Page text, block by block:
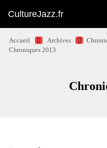
CultureJazz.fr
Accueil Archives
Chroniques 2013